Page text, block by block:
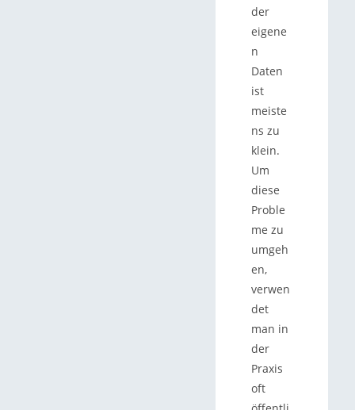
der
eigene
n
Daten
ist
meiste
ns zu
klein.
Um
diese
Proble
me zu
umgeh
en,
verwen
det
man in
der
Praxis
oft